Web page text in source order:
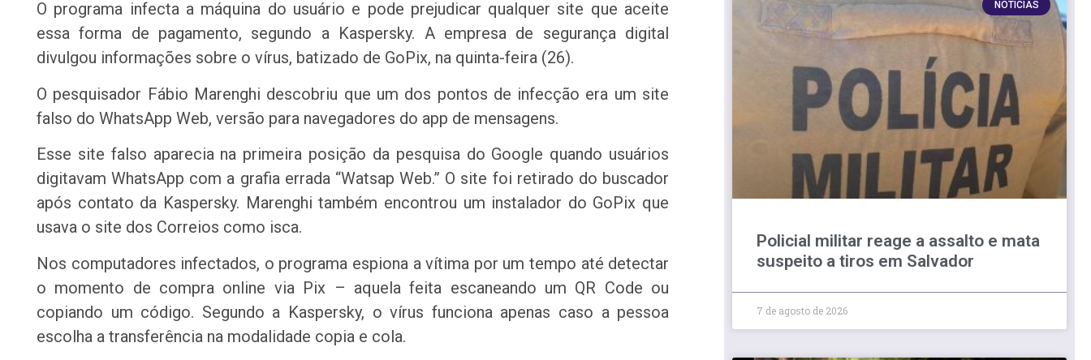
O programa infecta a máquina do usuário e pode prejudicar qualquer site que aceite
essa forma de pagamento, segundo a Kaspersky. A empresa de segurança digital
divulgou informações sobre o vírus, batizado de GoPix, na quinta-feira (26).
O pesquisador Fábio Marenghi descobriu que um dos pontos de infecção era um site
falso do WhatsApp Web, versão para navegadores do app de mensagens.
Esse site falso aparecia na primeira posição da pesquisa do Google quando usuários
digitavam WhatsApp com a grafia errada “Watsap Web.” O site foi retirado do buscador
após contato da Kaspersky. Marenghi também encontrou um instalador do GoPix que
usava o site dos Correios como isca.
Nos computadores infectados, o programa espiona a vítima por um tempo até detectar
o momento de compra online via Pix – aquela feita escaneando um QR Code ou
copiando um código. Segundo a Kaspersky, o vírus funciona apenas caso a pessoa
escolha a transferência na modalidade copia e cola.
NOTÍCIAS
Policial militar reage a assalto e mata
suspeito a tiros em Salvador
7 de agosto de 2026